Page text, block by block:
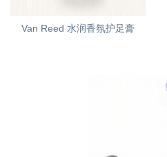
Van Reed 水润香氛护足膏